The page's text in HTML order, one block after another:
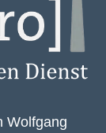
Wolfgang